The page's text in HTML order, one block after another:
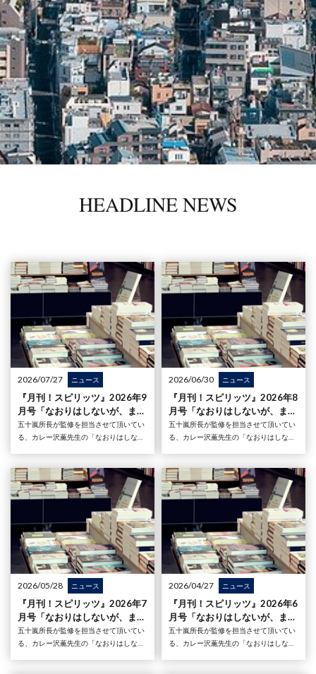
HEADLINE NEWS
2026/07/27 ニュース
『月刊！スピリッツ』2026年9
月号「なおりはしないが、まし
になる」の監修を五十嵐所長が
担当しました
五十嵐所長が監修を担当させて頂いてい
る、カレー沢薫先生の「なおりはしない
7月27日発売号）が発売されました。第
八十一章は
2026/06/30 ニュース
『月刊！スピリッツ』2026年8
月号「なおりはしないが、まし
になる」の監修を五十嵐所長が
担当しました
五十嵐所長が監修を担当させて頂いてい
る、カレー沢薫先生の「なおりはしない
6月26日発売号）が発売されました。第
八十章は「
2026/05/28 ニュース
『月刊！スピリッツ』2026年7
月号「なおりはしないが、まし
になる」の監修を五十嵐所長が
担当しました
五十嵐所長が監修を担当させて頂いてい
る、カレー沢薫先生の「なおりはしない
2026/04/27 ニュース
『月刊！スピリッツ』2026年6
月号「なおりはしないが、まし
になる」の監修を五十嵐所長が
担当しました
五十嵐所長が監修を担当させて頂いてい
る、カレー沢薫先生の「なおりはしない